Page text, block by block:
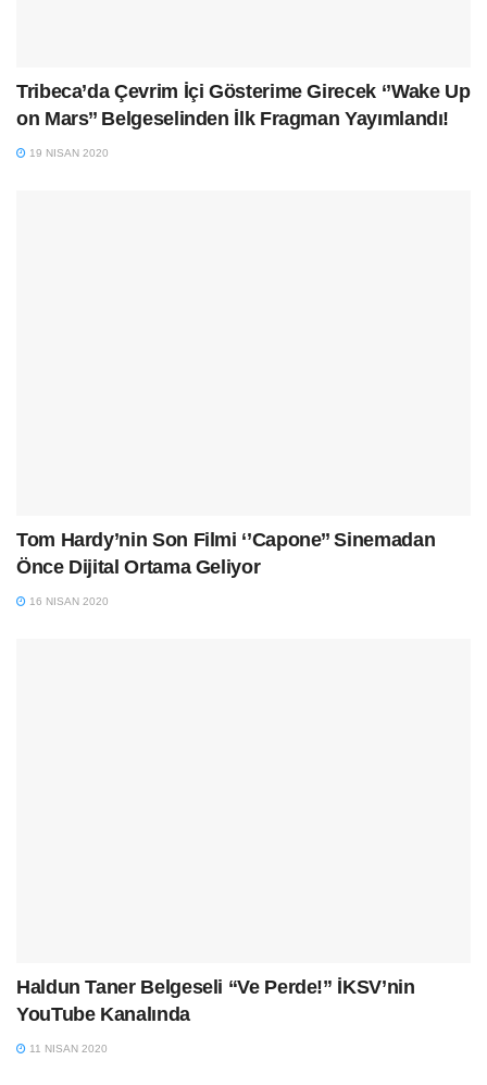
Tribeca’da Çevrim İçi Gösterime Girecek ‘’Wake Up
on Mars’’ Belgeselinden İlk Fragman Yayımlandı!
19 NISAN 2020
Tom Hardy’nin Son Filmi ‘’Capone’’ Sinemadan
Önce Dijital Ortama Geliyor
16 NISAN 2020
Haldun Taner Belgeseli “Ve Perde!” İKSV’nin
YouTube Kanalında
11 NISAN 2020